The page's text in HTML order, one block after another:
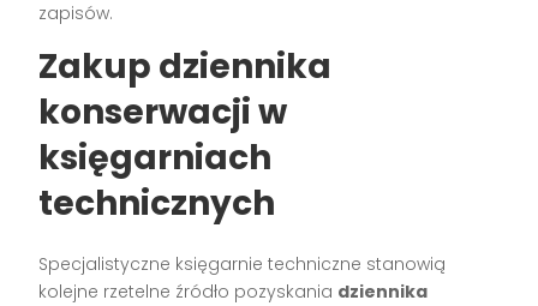
zapisów.
Zakup dziennika
konserwacji w
księgarniach
technicznych
Specjalistyczne księgarnie techniczne stanowią
kolejne rzetelne źródło pozyskania dziennika